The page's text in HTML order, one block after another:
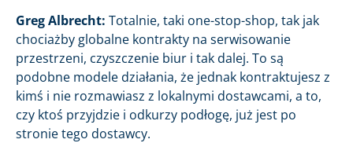
Greg Albrecht: Totalnie, taki one-stop-shop, tak jak
chociażby globalne kontrakty na serwisowanie
przestrzeni, czyszczenie biur i tak dalej. To są
podobne modele działania, że jednak kontraktujesz z
kimś i nie rozmawiasz z lokalnymi dostawcami, a to,
czy ktoś przyjdzie i odkurzy podłogę, już jest po
stronie tego dostawcy.